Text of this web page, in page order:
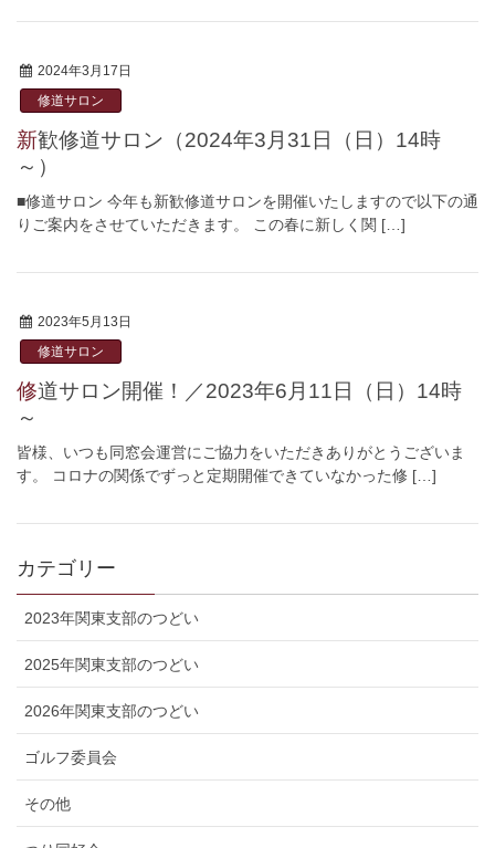
2024年3月17日
修道サロン
新歓修道サロン（2024年3月31日（日）14時
～）
■修道サロン 今年も新歓修道サロンを開催いたしますので以下の通
りご案内をさせていただきます。 この春に新しく関 […]
2023年5月13日
修道サロン
修道サロン開催！／2023年6月11日（日）14時
～
皆様、いつも同窓会運営にご協力をいただきありがとうございま
す。 コロナの関係でずっと定期開催できていなかった修 […]
カテゴリー
2023年関東支部のつどい
2025年関東支部のつどい
2026年関東支部のつどい
ゴルフ委員会
その他